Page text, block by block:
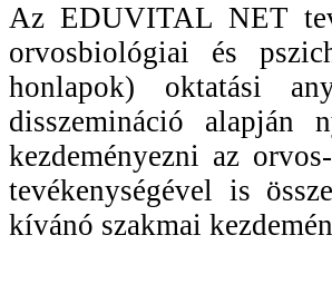
Az EDUVITAL NET
orvosbiológiai és
honlapok) oktatási
disszemináció alapján
kezdeményezni az
tevékenységével is
kívánó szakmai